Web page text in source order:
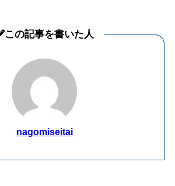
この記事を書いた人
nagomiseitai